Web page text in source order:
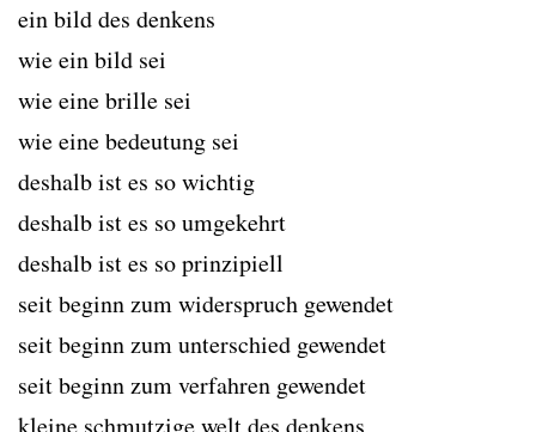
ein bild des denkens
wie ein bild sei
wie eine brille sei
wie eine bedeutung sei
deshalb ist es so wichtig
deshalb ist es so umgekehrt
deshalb ist es so prinzipiell
seit beginn zum widerspruch gewendet
seit beginn zum unterschied gewendet
seit beginn zum verfahren gewendet
kleine schmutzige welt des denkens